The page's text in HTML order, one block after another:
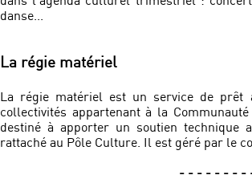
danse...
La régie matériel
La régie matériel est un service de prêt
collectivités appartenant à la
destiné à apporter un soutien technique
rattaché au Pôle Culture. Il est géré par le
- - - - - - - -